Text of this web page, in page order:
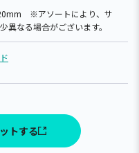
※アソートにより、サ
異なる場合がございます。
トする